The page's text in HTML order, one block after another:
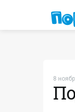
8